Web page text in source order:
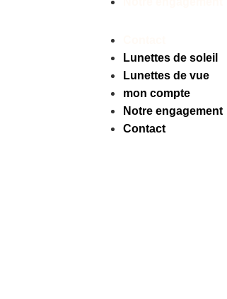
Lunettes de soleil
Lunettes de vue
mon compte
Notre engagement
Contact